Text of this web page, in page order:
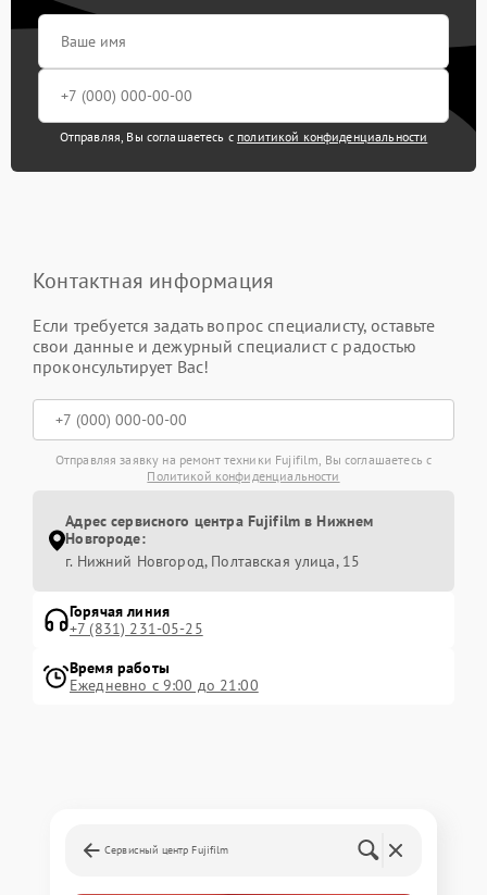
Отправляя, Вы соглашаетесь с политикой конфиденциальности
Контактная информация
Если требуется задать вопрос специалисту, оставьте
свои данные и дежурный специалист с радостью
проконсультирует Вас!
Отправляя заявку на ремонт техники Fujifilm, Вы соглашаетесь с
Политикой конфиденциальности
Адрес сервисного центра Fujifilm в Нижнем
Новгороде:
г. Нижний Новгород, Полтавская улица, 15
Горячая линия
+7 (831) 231-05-25
Время работы
Ежедневно с 9:00 до 21:00
Сервисный центр Fujifilm